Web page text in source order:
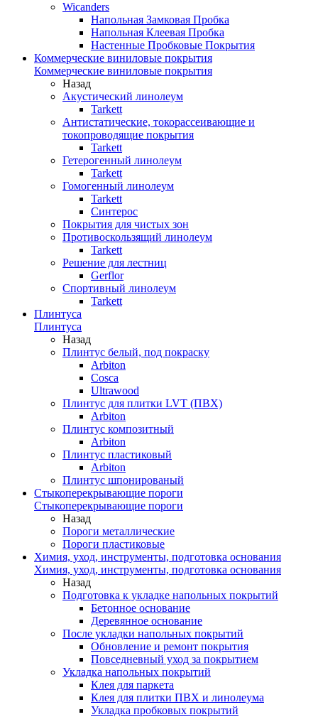
Wicanders
Напольная Замковая Пробка
Напольная Клеевая Пробка
Настенные Пробковые Покрытия
Коммерческие виниловые покрытия
Коммерческие виниловые покрытия
Назад
Акустический линолеум
Tarkett
Антистатические, токорассеивающие и
токопроводящие покрытия
Tarkett
Гетерогенный линолеум
Tarkett
Гомогенный линолеум
Tarkett
Синтерос
Покрытия для чистых зон
Противоскользящий линолеум
Tarkett
Решение для лестниц
Gerflor
Спортивный линолеум
Tarkett
Плинтуса
Плинтуса
Назад
Плинтус белый, под покраску
Arbiton
Cosca
Ultrawood
Плинтус для плитки LVT (ПВХ)
Arbiton
Плинтус композитный
Arbiton
Плинтус пластиковый
Arbiton
Плинтус шпонированый
Стыкоперекрывающие пороги
Стыкоперекрывающие пороги
Назад
Пороги металлические
Пороги пластиковые
Химия, уход, инструменты, подготовка основания
Химия, уход, инструменты, подготовка основания
Назад
Подготовка к укладке напольных покрытий
Бетонное основание
Деревянное основание
После укладки напольных покрытий
Обновление и ремонт покрытия
Повседневный уход за покрытием
Укладка напольных покрытий
Клея для паркета
Клея для плитки ПВХ и линолеума
Укладка пробковых покрытий